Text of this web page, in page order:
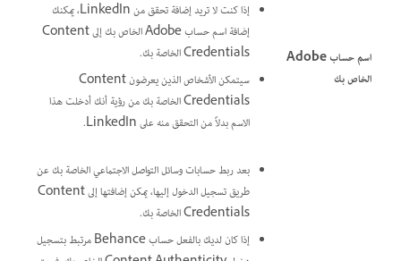
اسم حساب Adobe
الخاص بك
إذا كنت لا تريد إضافة تحقق من LinkedIn، يمكنك
إضافة اسم حساب Adobe الخاص بك إلى Content
Credentials الخاصة بك.
سيتمكن الأشخاص الذين يعرضون Content
Credentials الخاصة بك من رؤية أنك أدخلت هذا
الاسم بدلاً من التحقق منه على LinkedIn.
بعد ربط حسابات وسائل التواصل الاجتماعي الخاصة بك عن
طريق تسجيل الدخول إليها، يمكن إضافتها إلى Content
Credentials الخاصة بك.
إذا كان لديك بالفعل حساب Behance مرتبط بتسجيل